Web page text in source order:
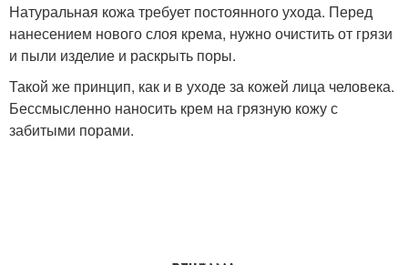
Натуральная кожа требует постоянного ухода. Перед
нанесением нового слоя крема, нужно очистить от грязи
и пыли изделие и раскрыть поры.
Такой же принцип, как и в уходе за кожей лица человека.
Бессмысленно наносить крем на грязную кожу с
забитыми порами.